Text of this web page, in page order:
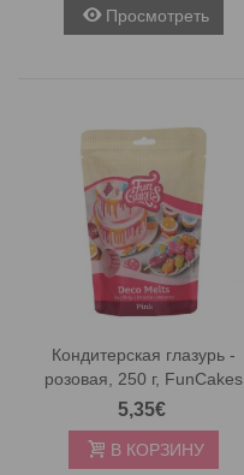
Просмотреть
Кондитерская глазурь -
розовая, 250 г, FunCakes
5,35€
В КОРЗИНУ